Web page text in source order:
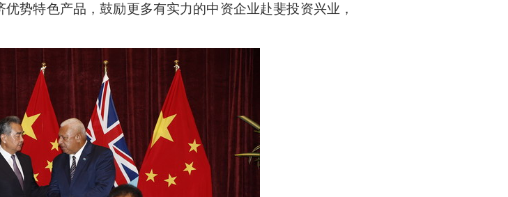
势特色产品，鼓励更多有实力的中资企业赴斐投资兴业，